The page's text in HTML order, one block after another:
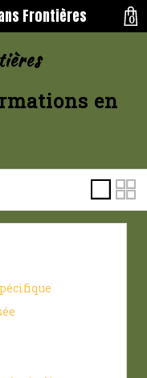
Frontières
en
0